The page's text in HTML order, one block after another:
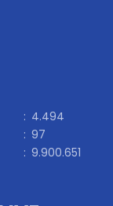
: 4.494
: 97
: 9.900.651